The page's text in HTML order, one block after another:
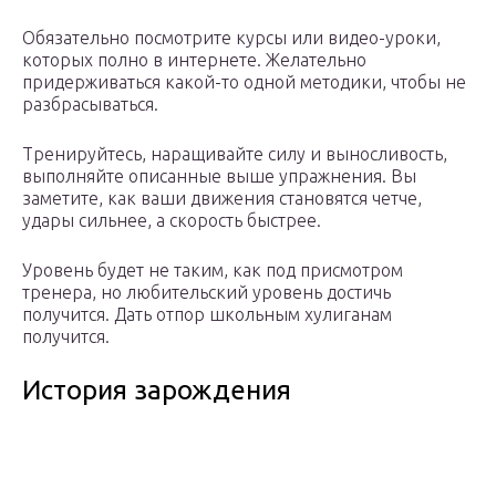
Обязательно посмотрите курсы или видео-уроки,
которых полно в интернете. Желательно
придерживаться какой-то одной методики, чтобы не
разбрасываться.
Тренируйтесь, наращивайте силу и выносливость,
выполняйте описанные выше упражнения. Вы
заметите, как ваши движения становятся четче,
удары сильнее, а скорость быстрее.
Уровень будет не таким, как под присмотром
тренера, но любительский уровень достичь
получится. Дать отпор школьным хулиганам
получится.
История зарождения